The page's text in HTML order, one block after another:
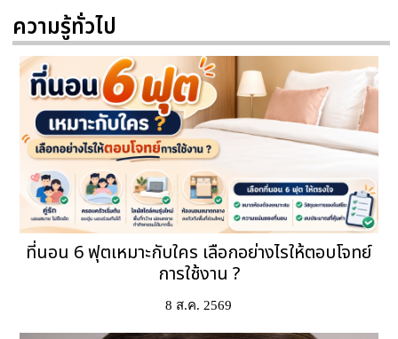
ความรู้ทั่วไป
ที่นอน 6 ฟุตเหมาะกับใคร เลือกอย่างไรให้ตอบโจทย์
การใช้งาน ?
8 ส.ค. 2569